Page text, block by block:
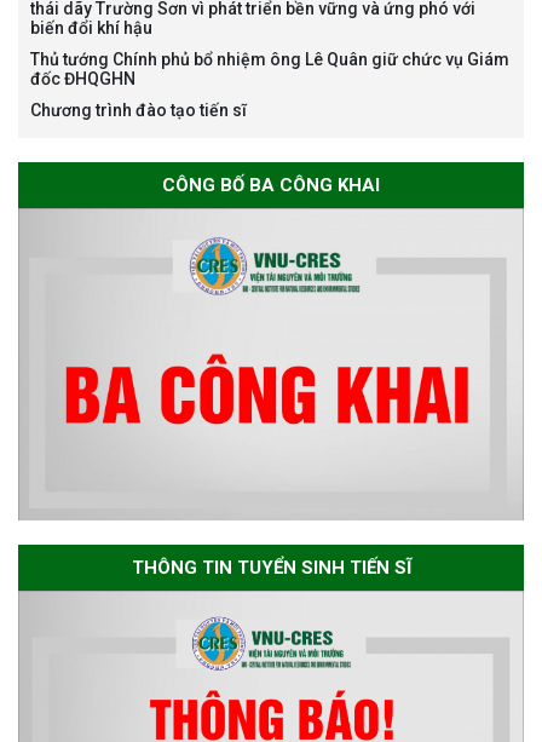
học 2026-2027
Thông báo về việc họp Tiểu
sơ chuyên môn cho các thí sinh
Thông báo danh sách thí sinh
ngành Môi trường và phát triển
bền vững đợt 1 năm 2026
The International Conference
EME 2026 on “Earth, Mine and
Environmental Sciences for the
Advancement of Strategic
Technologies and
Infrastructure Development”
thái dãy Trường Sơn vì phát triển bền vững và ứng phó với
biến đổi khí hậu
Thủ tướng Chính phủ bổ nhiệm ông Lê Quân giữ chức vụ Giám
đốc ĐHQGHN
Chương trình đào tạo tiến sĩ
CÔNG BỐ BA CÔNG KHAI
THÔNG TIN TUYỂN SINH TIẾN SĨ